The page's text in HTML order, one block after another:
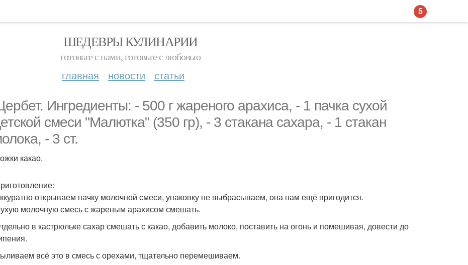
ШЕДЕВРЫ КУЛИНАРИИ
готовьте с нами, готовьте с любовью
главная новости статьи
Ингредиенты: - 500 г жареного арахиса, - 1 пачка сухой
смеси "Малютка" (350 гр), - 3 стакана сахара, - 1 стакан
- 3 ст.
какао.
открываем пачку молочной смеси, упаковку не выбрасываем, она нам ещё пригодится.
молочную смесь с жареным арахисом смешать.
в кастрюльке сахар смешать с какао, добавить молоко, поставить на огонь и помешивая, довести до
всё это в смесь с орехами, тщательно перемешиваем.
5